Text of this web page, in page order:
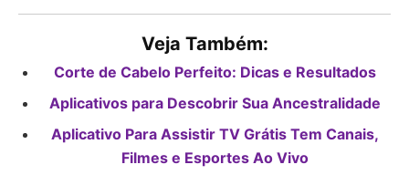
Veja Também:
Corte de Cabelo Perfeito: Dicas e Resultados
Aplicativos para Descobrir Sua Ancestralidade
Aplicativo Para Assistir TV Grátis Tem Canais,
Filmes e Esportes Ao Vivo